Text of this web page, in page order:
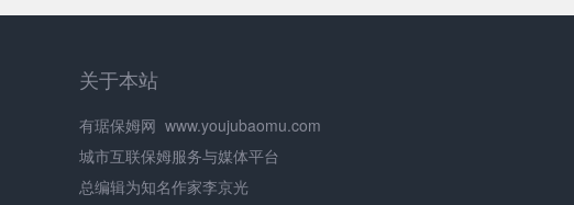
关于本站
有琚保姆网 www.youjubaomu.com
城市互联保姆服务与媒体平台
总编辑为知名作家李京光